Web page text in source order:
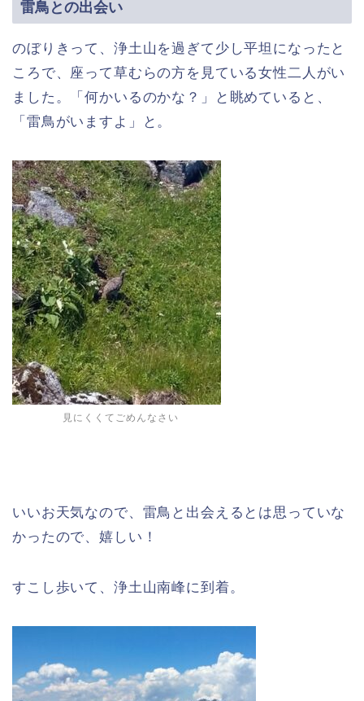
雷鳥との出会い
のぼりきって、浄土山を過ぎて少し平坦になったと
ころで、座って草むらの方を見ている女性二人がい
ました。「何かいるのかな？」と眺めていると、
「雷鳥がいますよ」と。
見にくくてごめんなさい
いいお天気なので、雷鳥と出会えるとは思っていな
かったので、嬉しい！
すこし歩いて、浄土山南峰に到着。